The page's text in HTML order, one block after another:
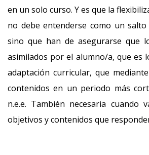
en un solo curso. Y es que la
no debe entenderse como un
sino que han de asegurarse que
asimilados por el alumno/a, que es
adaptación curricular, que
contenidos en un periodo más
n.e.e. También necesaria cuando
objetivos y contenidos que